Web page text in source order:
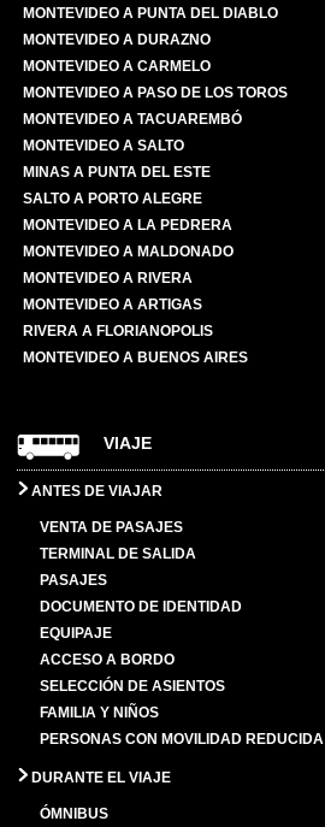
MONTEVIDEO A PUNTA DEL DIABLO
MONTEVIDEO A DURAZNO
MONTEVIDEO A CARMELO
MONTEVIDEO A PASO DE LOS TOROS
MONTEVIDEO A TACUAREMBÓ
MONTEVIDEO A SALTO
MINAS A PUNTA DEL ESTE
SALTO A PORTO ALEGRE
MONTEVIDEO A LA PEDRERA
MONTEVIDEO A MALDONADO
MONTEVIDEO A RIVERA
MONTEVIDEO A ARTIGAS
RIVERA A FLORIANOPOLIS
MONTEVIDEO A BUENOS AIRES
VIAJE
ANTES DE VIAJAR
VENTA DE PASAJES
TERMINAL DE SALIDA
PASAJES
DOCUMENTO DE IDENTIDAD
EQUIPAJE
ACCESO A BORDO
SELECCIÓN DE ASIENTOS
FAMILIA Y NIÑOS
PERSONAS CON MOVILIDAD REDUCIDA
DURANTE EL VIAJE
ÓMNIBUS